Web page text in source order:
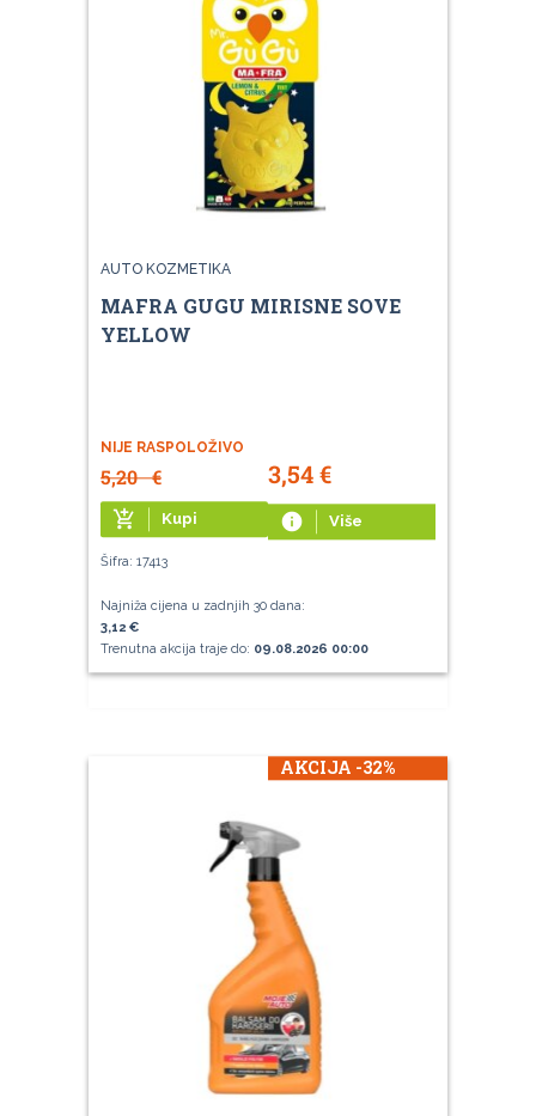
AUTO KOZMETIKA
MAFRA GUGU MIRISNE SOVE
YELLOW
NIJE RASPOLOŽIVO
5,20€ 3,54€
add_shopping_cart Kupi info Više
Šifra: 17413
Najniža cijena u zadnjih 30 dana:
3,12 €
Trenutna akcija traje do: 09.08.2026 00:00
AKCIJA -32%